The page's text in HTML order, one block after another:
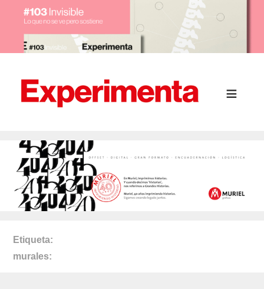
Etiqueta
murales